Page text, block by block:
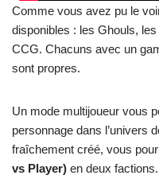
Comme vous avez pu le
disponibles : les Ghouls,
CCG. Chacuns avec un
sont propres.
Un mode multijoueur vous
personnage dans l’univers
fraîchement créé, vous
vs Player) en deux